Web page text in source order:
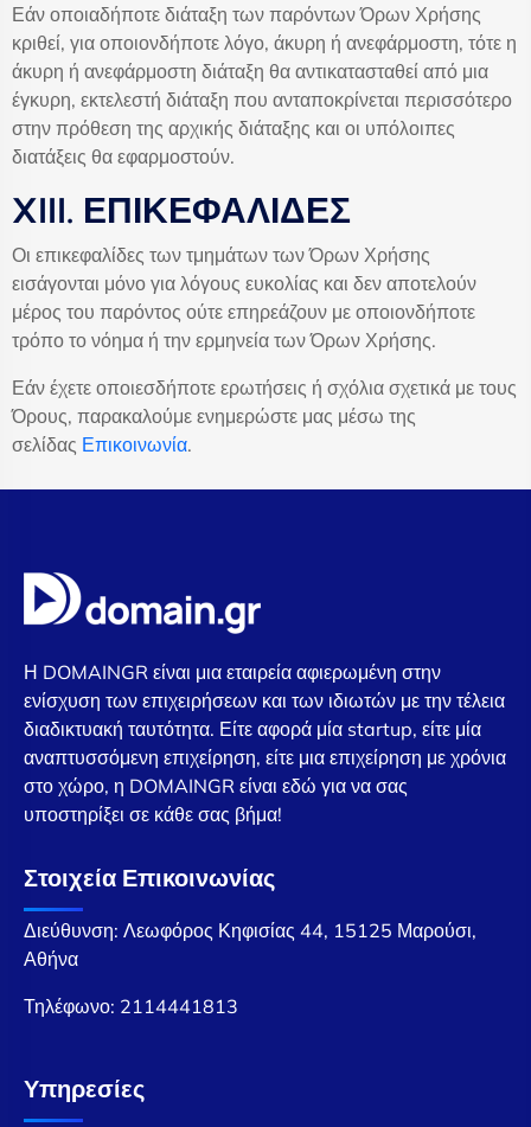
Εάν οποιαδήποτε διάταξη των παρόντων Όρων Χρήσης
κριθεί, για οποιονδήποτε λόγο, άκυρη ή ανεφάρμοστη, τότε η
άκυρη ή ανεφάρμοστη διάταξη θα αντικατασταθεί από μια
έγκυρη, εκτελεστή διάταξη που ανταποκρίνεται περισσότερο
στην πρόθεση της αρχικής διάταξης και οι υπόλοιπες
διατάξεις θα εφαρμοστούν.
XIII. ΕΠΙΚΕΦΑΛΙΔΕΣ
Οι επικεφαλίδες των τμημάτων των Όρων Χρήσης
εισάγονται μόνο για λόγους ευκολίας και δεν αποτελούν
μέρος του παρόντος ούτε επηρεάζουν με οποιονδήποτε
τρόπο το νόημα ή την ερμηνεία των Όρων Χρήσης.
Εάν έχετε οποιεσδήποτε ερωτήσεις ή σχόλια σχετικά με τους
Όρους, παρακαλούμε ενημερώστε μας μέσω της
σελίδας Επικοινωνία.
Η DOMAINGR είναι μια εταιρεία αφιερωμένη στην
ενίσχυση των επιχειρήσεων και των ιδιωτών με την τέλεια
διαδικτυακή ταυτότητα. Είτε αφορά μία startup, είτε μία
αναπτυσσόμενη επιχείρηση, είτε μια επιχείρηση με χρόνια
στο χώρο, η DOMAINGR είναι εδώ για να σας
υποστηρίξει σε κάθε σας βήμα!
Στοιχεία Επικοινωνίας
Διεύθυνση: Λεωφόρος Κηφισίας 44, 15125 Μαρούσι,
Αθήνα
Τηλέφωνο: 2114441813
Υπηρεσίες